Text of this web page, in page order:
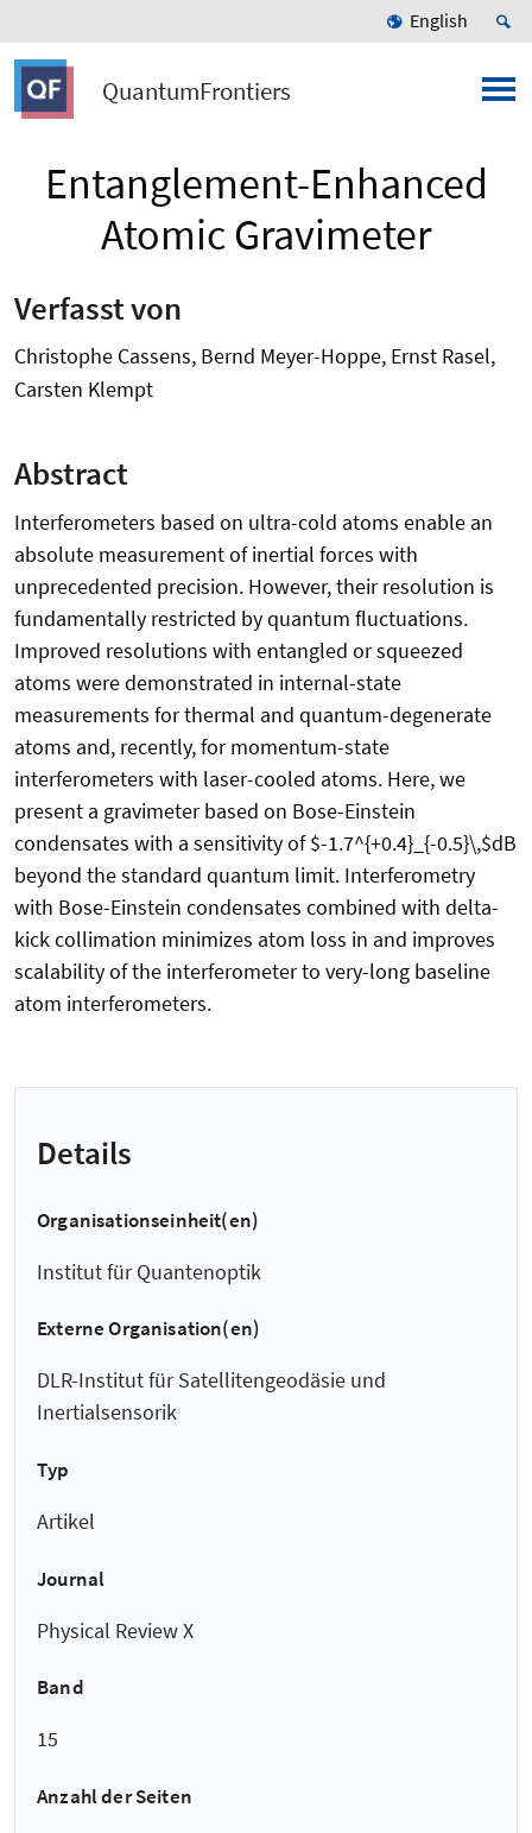
English
QuantumFrontiers
Entanglement-Enhanced
Atomic Gravimeter
Verfasst von
Christophe Cassens, Bernd Meyer-Hoppe, Ernst Rasel,
Carsten Klempt
Abstract
Interferometers based on ultra-cold atoms enable an
absolute measurement of inertial forces with
unprecedented precision. However, their resolution is
fundamentally restricted by quantum fluctuations.
Improved resolutions with entangled or squeezed
atoms were demonstrated in internal-state
measurements for thermal and quantum-degenerate
atoms and, recently, for momentum-state
interferometers with laser-cooled atoms. Here, we
present a gravimeter based on Bose-Einstein
condensates with a sensitivity of $-1.7^{+0.4}_{-0.5}\,$dB
beyond the standard quantum limit. Interferometry
with Bose-Einstein condensates combined with delta-
kick collimation minimizes atom loss in and improves
scalability of the interferometer to very-long baseline
atom interferometers.
Details
Organisationseinheit(en)
Institut für Quantenoptik
Externe Organisation(en)
DLR-Institut für Satellitengeodäsie und
Inertialsensorik
Typ
Artikel
Journal
Physical Review X
Band
15
Anzahl der Seiten